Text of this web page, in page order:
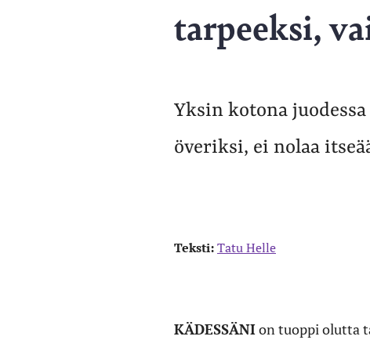
tarpeeksi,
Yksin kotona
överiksi, ei nolaa
Teksti:Tatu Helle
KÄDESSÄNIon tuoppi olutta